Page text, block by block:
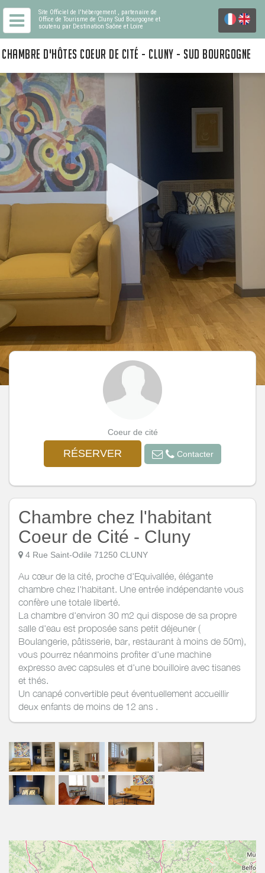
Site Officiel de l'hébergement , partenaire de
Office de Tourisme de Cluny Sud Bourgogne et
soutenu par Destination Saône et Loire
CHAMBRE D'HÔTES COEUR DE CITÉ - CLUNY - SUD BOURGOGNE
Coeur de cité
RÉSERVER Contacter
Chambre chez l'habitant
Coeur de Cité - Cluny
4 Rue Saint-Odile 71250 CLUNY
Au cœur de la cité, proche d'Equivallée, élégante
chambre chez l'habitant. Une entrée indépendante vous
confère une totale liberté.
La chambre d'environ 30 m2 qui dispose de sa propre
salle d'eau est proposée sans petit déjeuner (
Boulangerie, pâtisserie, bar, restaurant à moins de 50m),
vous pourrez néanmoins profiter d'une machine
expresso avec capsules et d'une bouilloire avec tisanes
et thés.
Un canapé convertible peut éventuellement accueillir
deux enfants de moins de 12 ans .